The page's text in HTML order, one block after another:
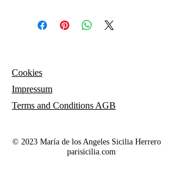
Cookies
Impressum
Terms and Conditions AGB
© 2023 María de los Angeles Sicilia Herrero
parisicilia.com